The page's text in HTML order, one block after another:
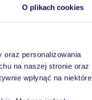
O plikach cookies
oraz personalizowania
na naszej stronie oraz
wpłynąć na niektóre